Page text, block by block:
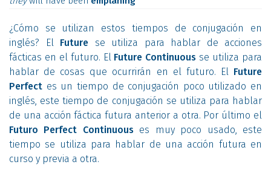
¿Cómo se utilizan estos tiempos de conjugación en
inglés? El Future se utiliza para hablar de acciones
fácticas en el futuro. El Future Continuous se utiliza para
hablar de cosas que ocurrirán en el futuro. El Future
Perfect es un tiempo de conjugación poco utilizado en
inglés, este tiempo de conjugación se utiliza para hablar
de una acción fáctica futura anterior a otra. Por último el
Futuro Perfect Continuouses muy poco usado, este
tiempo se utiliza para hablar de una acción futura en
curso y previa a otra.